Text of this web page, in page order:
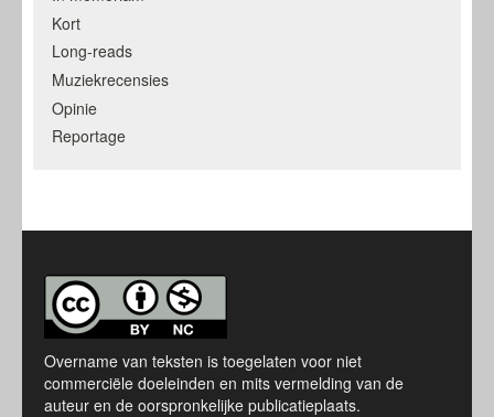
Kort
Long-reads
Muziekrecensies
Opinie
Reportage
Overname van teksten is toegelaten voor niet
commerciële doeleinden en mits vermelding van de
auteur en de oorspronkelijke publicatieplaats.